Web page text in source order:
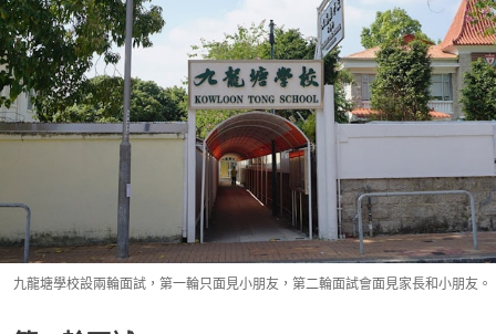
九龍塘學校設兩輪面試，第一輪只面見小朋友，第二輪面試會面見家長和小朋友。